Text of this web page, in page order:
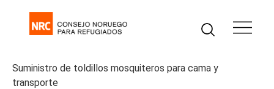
Suministro de toldillos mosquiteros para cama y
transporte